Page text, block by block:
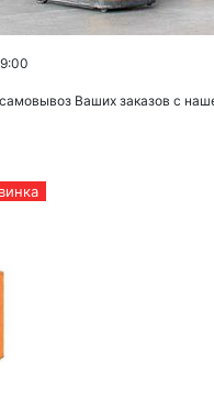
Ваших заказов с